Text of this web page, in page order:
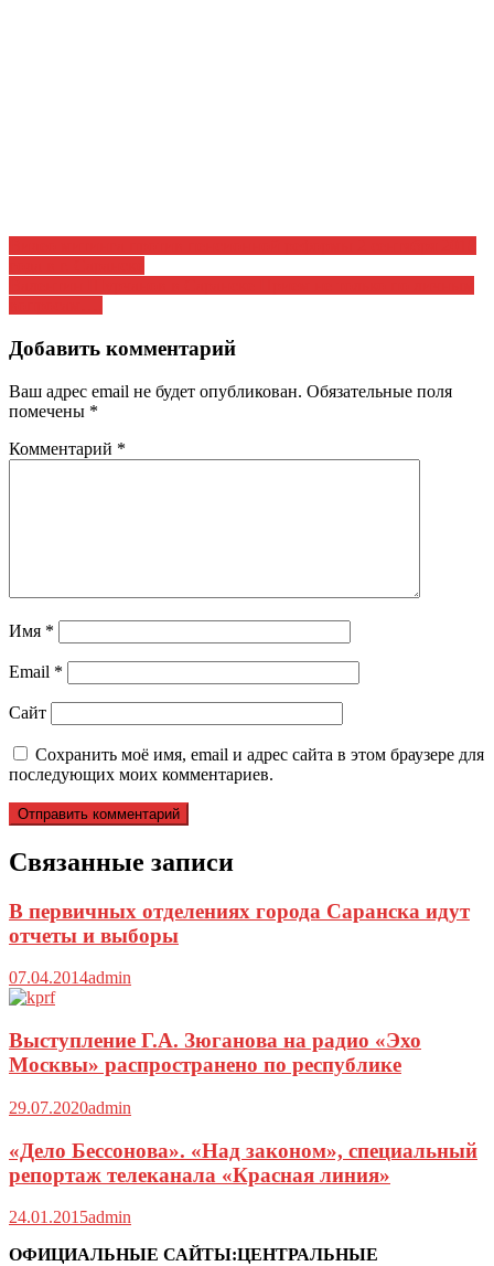
Навигация
по
записям
Добавить комментарий
Ваш адрес email не будет опубликован. Обязательные поля
помечены *
Комментарий *
Имя *
Email *
Сайт
Сохранить моё имя, email и адрес сайта в этом браузере для
последующих моих комментариев.
Связанные записи
В первичных отделениях города Саранска идут
отчеты и выборы
07.04.2014admin
Выступление Г.А. Зюганова на радио «Эхо
Москвы» распространено по республике
29.07.2020admin
«Дело Бессонова». «Над законом», специальный
репортаж телеканала «Красная линия»
24.01.2015admin
ОФИЦИАЛЬНЫЕ САЙТЫ:ЦЕНТРАЛЬНЫЕ